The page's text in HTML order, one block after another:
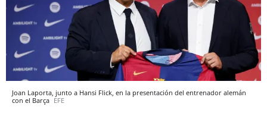
Joan Laporta, junto a Hansi Flick, en la presentación del entrenador alemán
con el Barça EFE